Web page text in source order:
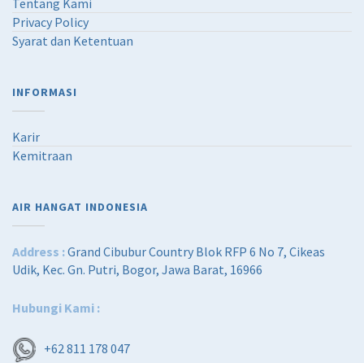
Privacy Policy
Syarat dan Ketentuan
INFORMASI
Karir
Kemitraan
AIR HANGAT INDONESIA
Address :Grand Cibubur Country Blok RFP 6 No 7, Cikeas
Udik, Kec. Gn. Putri, Bogor, Jawa Barat, 16966
Hubungi Kami :
+62 811 178 047